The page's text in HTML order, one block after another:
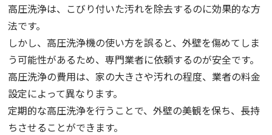
高圧洗浄は、こびり付いた汚れを除去するのに効果的な方
法です。
しかし、高圧洗浄機の使い方を誤ると、外壁を傷めてしま
う可能性があるため、専門業者に依頼するのが安全です。
高圧洗浄の費用は、家の大きさや汚れの程度、業者の料金
設定によって異なります。
定期的な高圧洗浄を行うことで、外壁の美観を保ち、長持
ちさせることができます。